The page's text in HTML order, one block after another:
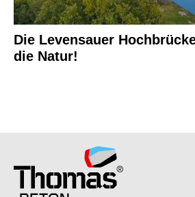
Die Levensauer
die Natur!